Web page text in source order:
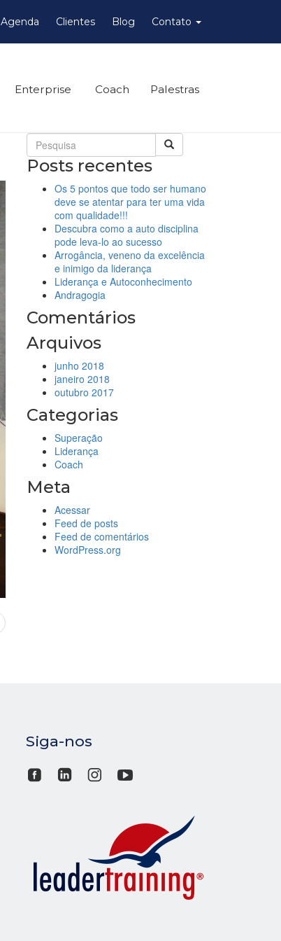
Agenda Clientes Blog Contato
Enterprise Coach Palestras
Posts recentes
Os 5 pontos que todo ser humano
deve se atentar para ter uma vida
com qualidade!!!
Descubra como a auto disciplina
pode leva-lo ao sucesso
Arrogância, veneno da excelência
e inimigo da liderança
Liderança e Autoconhecimento
Andragogia
Comentários
Arquivos
junho 2018
janeiro 2018
outubro 2017
Categorias
Superação
Liderança
Coach
Meta
Acessar
Feed de posts
Feed de comentários
WordPress.org
Siga-nos